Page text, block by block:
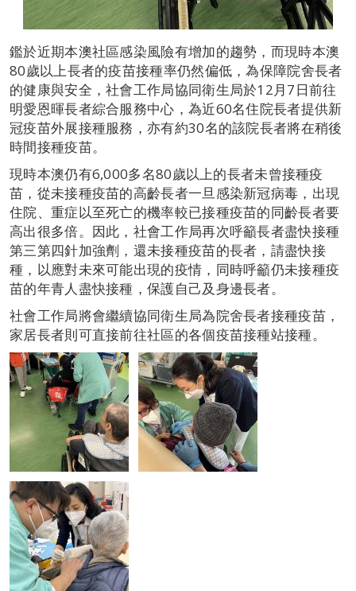
鑑於近期本澳社區感染風險有增加的趨勢，而現時本澳
80歲以上長者的疫苗接種率仍然偏低，為保障院舍長者
的健康與安全，社會工作局協同衛生局於12月7日前往
明愛恩暉長者綜合服務中心，為近60名住院長者提供新
冠疫苗外展接種服務，亦有約30名的該院長者將在稍後
時間接種疫苗。
現時本澳仍有6,000多名80歲以上的長者未曾接種疫
苗，從未接種疫苗的高齡長者一旦感染新冠病毒，出現
住院、重症以至死亡的機率較已接種疫苗的同齡長者要
高出很多倍。因此，社會工作局再次呼籲長者盡快接種
第三第四針加強劑，還未接種疫苗的長者，請盡快接
種，以應對未來可能出現的疫情，同時呼籲仍未接種疫
苗的年青人盡快接種，保護自己及身邊長者。
社會工作局將會繼續協同衛生局為院舍長者接種疫苗，
家居長者則可直接前往社區的各個疫苗接種站接種。